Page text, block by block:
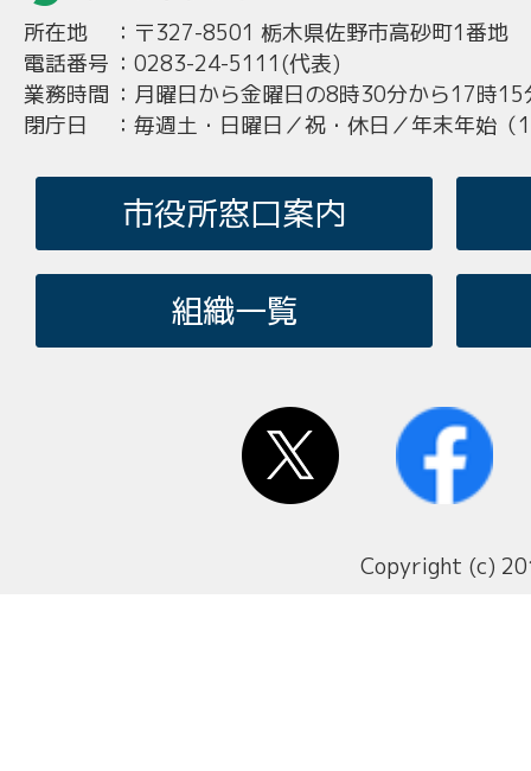
所在地 ： 〒327-8501 栃木県佐野市高砂町1番地
電話番号 ： 0283-24-5111(代表)
業務時間 ： 月曜日から金曜日の8時30分から17時15
閉庁日
： 毎週土・日曜日／祝・休日／年末年始
市役所窓口案内
組織一覧
Copyright (c)